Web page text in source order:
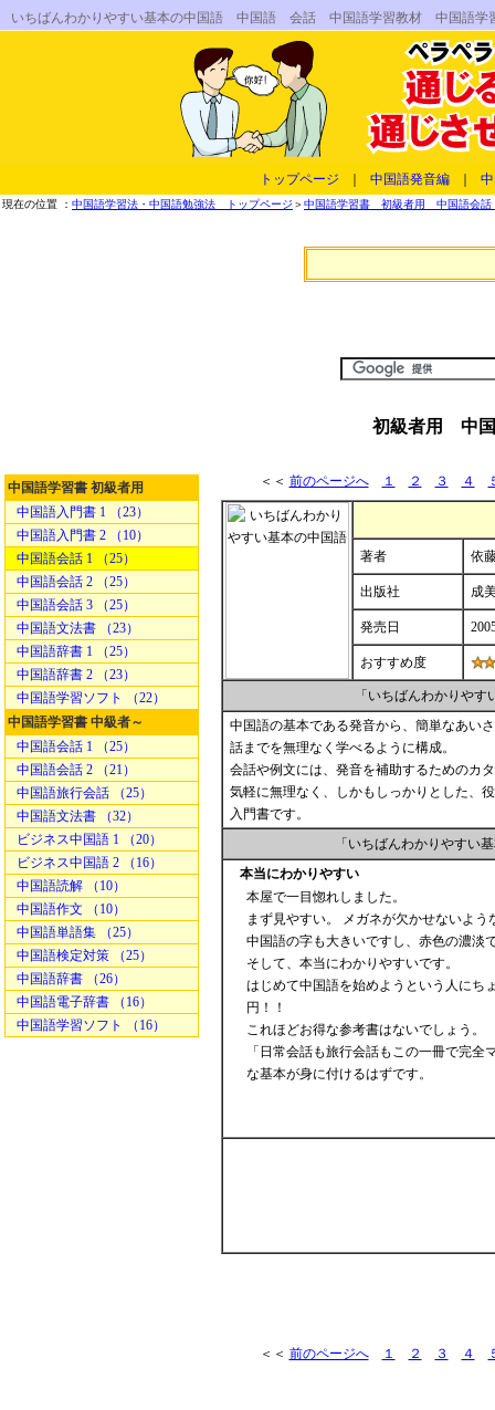
いちばんわかりやすい基本の中国語 中国語 会話 中国語学習教材 中国語
トップページ 中国語発音編
現在の位置 ： 中国語学習法・中国語勉強法 トップページ ＞中国語学習書 初級者用 中国語会話
初級者用 中国
中国語学習書 初級者用
中国語入門書 1 （23）
中国語入門書 2 （10）
中国語会話 1 （25）
中国語会話 2 （25）
中国語会話 3 （25）
中国語文法書 （23）
中国語辞書 1 （25）
中国語辞書 2 （23）
中国語学習ソフト （22）
中国語学習書 中級者～
中国語会話 1 （25）
中国語会話 2 （21）
中国語旅行会話 （25）
中国語文法書 （32）
ビジネス中国語 1 （20）
ビジネス中国語 2 （16）
中国語読解 （10）
中国語作文 （10）
中国語単語集 （25）
中国語検定対策 （25）
中国語辞書 （26）
中国語電子辞書 （16）
中国語学習ソフト （16）
＜＜ 前のページへ １ ２ ３ ４
著者 依
出版社 成
発売日
おすすめ度
「いちばんわかりや
中国語の基本である発音から、簡単なあい
話までを無理なく学べるように構成。
会話や例文には、発音を補助するためのカ
気軽に無理なく、しかもしっかりとした、
入門書です。
「いちばんわかりやすい
本当にわかりやすい
本屋で一目惚れしました。
まず見やすい。 メガネが欠かせないよ
中国語の字も大きいですし、赤色の濃淡
そして、本当にわかりやすいです。
はじめて中国語を始めようという人にち
円！！
これほどお得な参考書はないでしょう。
「日常会話も旅行会話もこの一冊で完
な基本が身に付けるはずです。
＜＜ 前のページへ １ ２ ３ ４